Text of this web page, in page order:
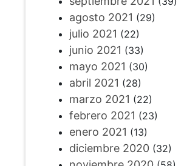
agosto 2021 (29)
julio 2021 (22)
junio 2021 (33)
mayo 2021 (30)
abril 2021 (28)
marzo 2021 (22)
febrero 2021 (23)
enero 2021 (13)
diciembre 2020(32)